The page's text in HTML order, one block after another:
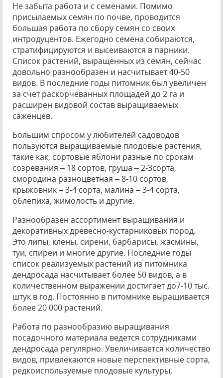
Не забыта работа и с семенами. Помимо
присылаемых семян по почве, проводится
большая работа по сбору семян со своих
интродуцентов. Ежегодно семена собираются,
стратифицируются и высеиваются в парники.
Список растений, выращенных из семян, сейчас
довольно разнообразен и насчитывает 40-50
видов. В последние годы питомник был увеличен
за счет раскорчеванных площадей до 2 га и
расширен видовой состав выращиваемых
саженцев.
Большим спросом у любителей садоводов
пользуются выращиваемые плодовые растения,
такие как, сортовые яблони разные по срокам
созревания – 18 сортов, груша – 2-3сорта,
смородина разноцветная – 8-10 сортов,
крыжовник – 3-4 сорта, малина – 3-4 сорта,
облепиха, жимолость и другие.
Разнообразен ассортимент выращивания и
декоративных древесно-кустарниковых пород.
Это липы, клены, сирени, барбарисы, жасмины,
туи, спиреи и многие другие. Последние годы
список реализуемых растений из питомника
дендросада насчитывает более 50 видов, а в
количественном выражении достигает до7-10 тыс.
штук в год. Постоянно в питомнике выращивается
более 20 000 растений.
Работа по разнообразию выращивания
посадочного материала ведется сотрудниками
дендросада регулярно. Увеличивается количество
видов, привлекаются новые перспективные сорта,
редкоиспользуемые плодовые культуры,